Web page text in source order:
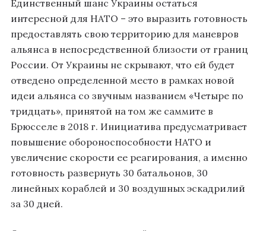
Единственный шанс Украины остаться
интересной для НАТО – это выразить готовность
предоставлять свою территорию для маневров
альянса в непосредственной близости от границ
России. От Украины не скрывают, что ей будет
отведено определенной место в рамках новой
идеи альянса со звучным названием «Четыре по
тридцать», принятой на том же саммите в
Брюсселе в 2018 г. Инициатива предусматривает
повышение обороноспособности НАТО и
увеличение скорости ее реагирования, а именно
готовность развернуть 30 батальонов, 30
линейных кораблей и 30 воздушных эскадрилий
за 30 дней.